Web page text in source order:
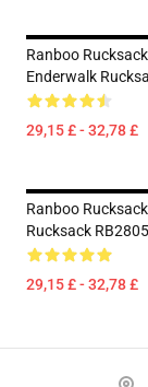
Ranboo
Enderwalk
29,15 £ - 32,78 £
Ranboo
Rucksack RB2805
29,15 £ - 32,78 £